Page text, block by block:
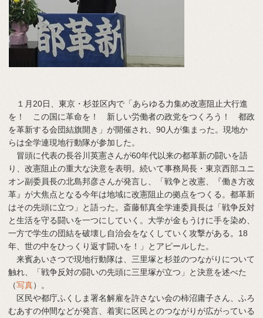
１月20日、東京・杉並区内で「あらゆる力集め改憲阻止大行進
を！ この国に革命を！ 新しい労働者の政党をつくろう！ 都政
を革新する会団結旗開き」が開催され、90人が集まった。現地か
らは全学連現地行動隊が参加した。
冒頭に代表の長谷川英憲さんが60年代以来の都革新の闘いを語
り、改憲阻止の重大な決意を表明。続いて事務局長・東京西部ユニ
オン副委員長の北島邦彦さんが発言し、「戦争と改憲、『働き方改
革』が大焦点となる今年は地域に改憲阻止の拠点をつくる。都革新
はその先頭に立つ」と語った。斎藤郁真全学連委員長は「戦争反対
と生活を守る闘いを一つにしていく。大学が金もうけに手を染め、
一方で学生の団結を破壊し自治会をなくしていく攻撃がある。18
年、世の中をひっくり返す闘いを！」とアピールした。
来賓あいさつで現地行動隊は、三里塚と杉並のつながりについて
触れ、「戦争反対の闘いの先頭に三里塚が立つ」と決意を述べた
（写真）。
区民や都庁ふくしま署名解雇を許さない会の柿沼庸子さん、ふろ
むあすの仲間などが発言、着実に区民とのつながりが広がっている